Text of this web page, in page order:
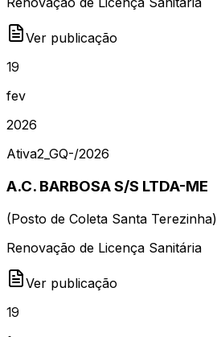
Ver publicação
19
fev
2026
Ativa2_GQ-/2026
A.C. BARBOSA S/S LTDA-ME
(Posto de Coleta Santa Terezinha)
Renovação de Licença Sanitária
Ver publicação
19